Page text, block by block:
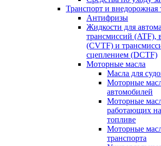
Транспорт и внедорожная
Антифризы
Жидкости для
трансмиссий (ATF),
(CVTF) и
сцеплением (DCTF)
Моторные масла
Масла для
Моторные
автомобилей
Моторные
работающих
топливе
Моторные
транспорта